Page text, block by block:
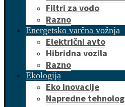
Filtri za vodo
Razno
Energetsko varčna vožnja
Električni avto
Hibridna vozila
Razno
Ekologija
Eko inovacije
Napredne